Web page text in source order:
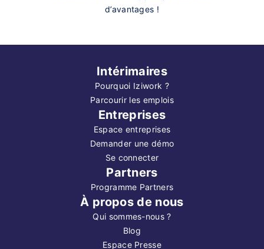
d’avantages !
Intérimaires
Pourquoi Iziwork ?
Parcourir les emplois
Entreprises
Espace entreprises
Demander une démo
Se connecter
Partners
Programme Partners
À propos de nous
Qui sommes-nous ?
Blog
Espace Presse